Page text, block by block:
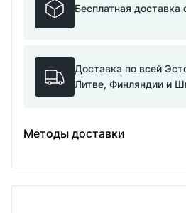
Бесплатная доставка
Доставка по всей
Литве, Финляндии и
Методы доставки